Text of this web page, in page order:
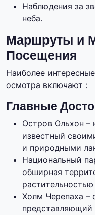
Наблюдения за
неба.
Маршруты и
Посещения
Наиболее
осмотра включают :
Главные
Остров Ольхон –
известный
и природными
Национальный
обширная
Холм Черепаха –
представляющий